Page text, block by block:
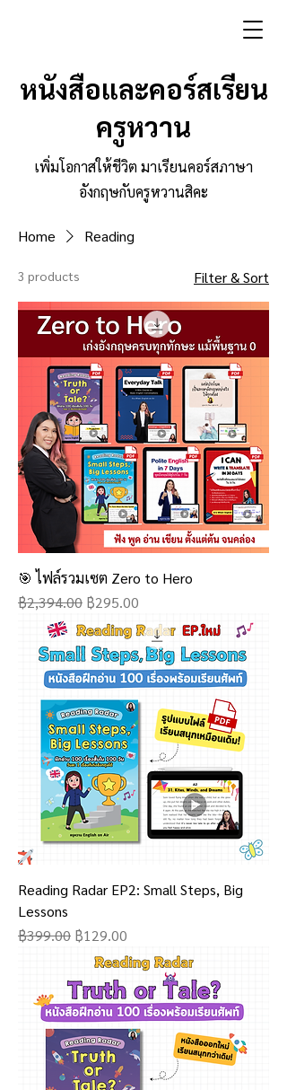
หนังสือและคอร์สเรียน
ครูหวาน
เพิ่มโอกาสให้ชีวิต มาเรียนคอร์สภาษา
อังกฤษกับครูหวานสิคะ
Home Reading
3 products Filter & Sort
🎯 ไฟล์รวมเซต Zero to Hero
Regular Price
฿2,394.00 Sale Price
฿295.00
Reading Radar EP2: Small Steps, Big
Lessons
Regular Price
฿399.00 Sale Price
฿129.00